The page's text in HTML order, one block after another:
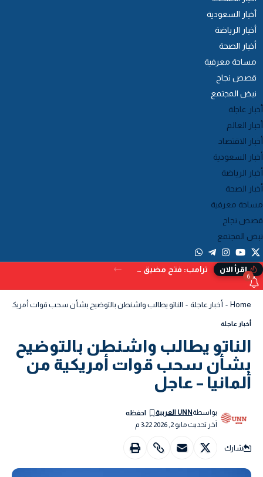
أخبار السعودية
أخبار الرياضة
أخبار الصحة
مساحة معرفية
قصص نجاح
نبض المجتمع
عاجلة
العالم
الاقتصاد
السعودية
الرياضة
الصحة
معرفية
نجاح
المجتمع
إقرأ الان ترامب: فتح مضيق هرمز بات وشيكًا.. ويُحذر من البدائل إذا تعثر الاتفاق
6
Home أخبار عاجلة الناتو يطالب واشنطن بالتوضيح بشأن سحب قوات أمريكية من
أخبار عاجلة
الناتو يطالب واشنطن بالتوضيح
بشأن سحب قوات أمريكية من
ألمانيا – عاجل
آخر تحديث مايو 2, 2026 3:22 م
بواسطةUNN العربية
شارك